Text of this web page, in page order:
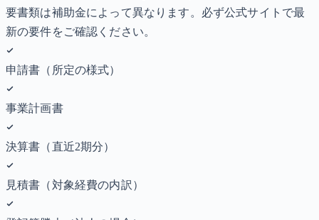
要書類は補助金によって異なります。必ず公式サイトで最
新の要件をご確認ください。
申請書（所定の様式）
事業計画書
決算書（直近2期分）
見積書（対象経費の内訳）